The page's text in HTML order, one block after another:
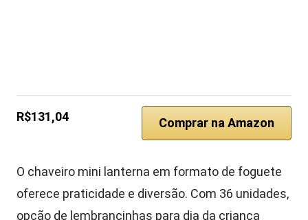
R$131,04 Comprar na Amazon
O chaveiro mini lanterna em formato de foguete
oferece praticidade e diversão. Com 36 unidades,
opção de lembrancinhas para dia da criança